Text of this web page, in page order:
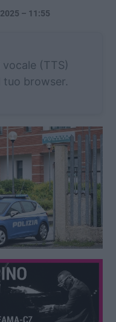
– 11:55
(TTS)
browser.